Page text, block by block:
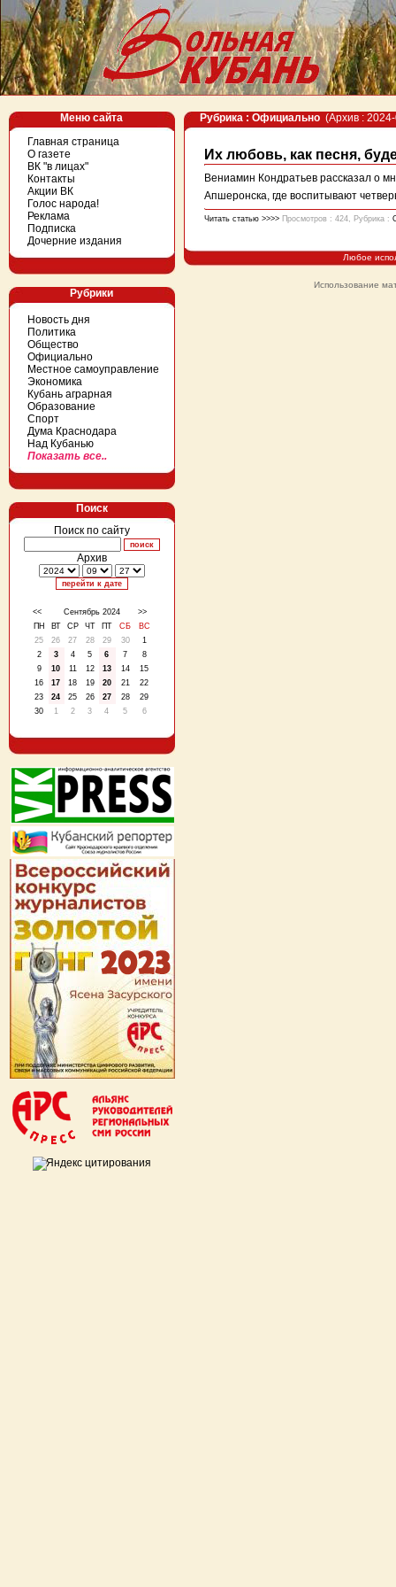
Меню сайта
Главная страница
О газете
ВК "в лицах"
Контакты
Акции ВК
Голос народа!
Реклама
Подписка
Дочерние издания
Рубрики
Новость дня
Политика
Общество
Официально
Местное самоуправление
Экономика
Кубань аграрная
Образование
Спорт
Дума Краснодара
Над Кубанью
Показать все..
Поиск
Поиск по сайту
Архив
<< Сентябрь 2024
>>
ПН
ВТ СР ЧТ ПТ СБ
ВС
25
26 27 28 29 30
1
2
3 4 5 6 7
8
9
10 11 12 13 14
15
16
17 18 19 20 21
22
23
24 25 26 27 28
29
30
1 2 3 4 5 6
Рубрика : Официально (Архив :
Их любовь, как песня,
Вениамин Кондратьев рассказал о
Апшеронска, где воспитывают
Читать статью >>>> Просмотров : 424, Рубрика :
Любое
Использование